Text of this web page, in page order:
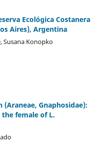
Ecológica Costanera
Aires), Argentina
Susana Konopko
Gnaphosidae):
female of L.